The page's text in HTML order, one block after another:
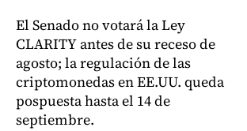
El Senado no votará la Ley
CLARITY antes de su receso de
agosto; la regulación de las
criptomonedas en EE.UU. queda
pospuesta hasta el 14 de
septiembre.